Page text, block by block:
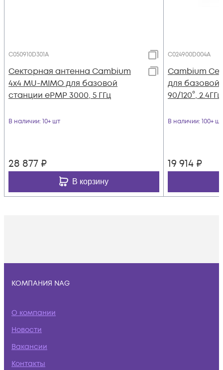
C050910D301A
Секторная антенна Cambium
4x4 MU-MIMO для базовой
станции ePMP 3000, 5 ГГц
В наличии: 10+ шт
28 877 ₽
В корзину
C024900D004A
Cambium
для базовой
90/120°, 2.4ГГц
В наличии: 100+ шт
19 914 ₽
КОМПАНИЯ NAG
О компании
Новости
Вакансии
Контакты